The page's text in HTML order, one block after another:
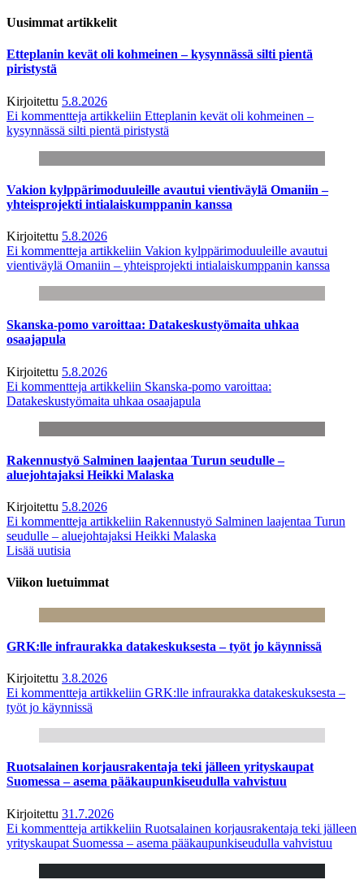
Uusimmat artikkelit
Etteplanin kevät oli kohmeinen – kysynnässä silti pientä
piristystä
Kirjoitettu 5.8.2026
Ei kommentteja artikkeliin Etteplanin kevät oli kohmeinen –
kysynnässä silti pientä piristystä
Vakion kylppärimoduuleille avautui vientiväylä Omaniin –
yhteisprojekti intialaiskumppanin kanssa
Kirjoitettu 5.8.2026
Ei kommentteja artikkeliin Vakion kylppärimoduuleille avautui
vientiväylä Omaniin – yhteisprojekti intialaiskumppanin kanssa
Skanska-pomo varoittaa: Datakeskustyömaita uhkaa
osaajapula
Kirjoitettu 5.8.2026
Ei kommentteja artikkeliin Skanska-pomo varoittaa:
Datakeskustyömaita uhkaa osaajapula
Rakennustyö Salminen laajentaa Turun seudulle –
aluejohtajaksi Heikki Malaska
Kirjoitettu 5.8.2026
Ei kommentteja artikkeliin Rakennustyö Salminen laajentaa Turun
seudulle – aluejohtajaksi Heikki Malaska
Lisää uutisia
Viikon luetuimmat
GRK:lle infraurakka datakeskuksesta – työt jo käynnissä
Kirjoitettu 3.8.2026
Ei kommentteja artikkeliin GRK:lle infraurakka datakeskuksesta –
työt jo käynnissä
Ruotsalainen korjausrakentaja teki jälleen yrityskaupat
Suomessa – asema pääkaupunkiseudulla vahvistuu
Kirjoitettu 31.7.2026
Ei kommentteja artikkeliin Ruotsalainen korjausrakentaja teki jälleen
yrityskaupat Suomessa – asema pääkaupunkiseudulla vahvistuu